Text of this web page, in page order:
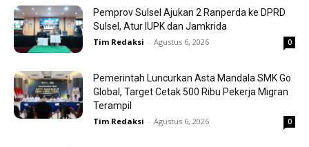
Pemprov Sulsel Ajukan 2 Ranperda ke DPRD
Sulsel, Atur IUPK dan Jamkrida
Tim Redaksi - Agustus 6, 2026 0
Pemerintah Luncurkan Asta Mandala SMK Go
Global, Target Cetak 500 Ribu Pekerja Migran
Terampil
Tim Redaksi - Agustus 6, 2026 0